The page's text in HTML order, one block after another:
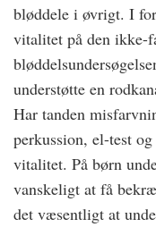
bløddele i øvrigt. I
vitalitet på den ikke-
understøtte en
Har tanden
perkussion, el-test
vitalitet. På børn
vanskeligt at få
det væsentligt at